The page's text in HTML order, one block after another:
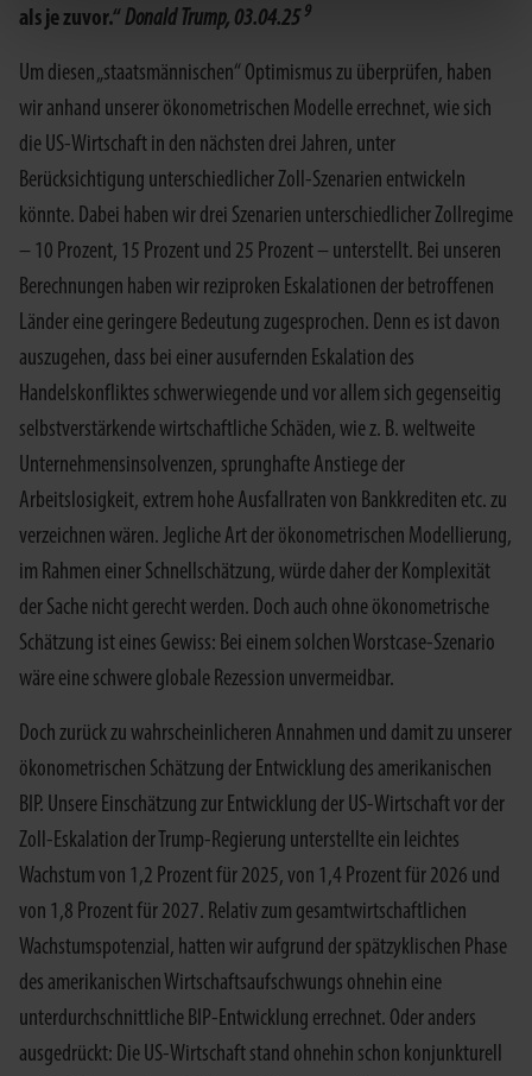
als je zuvor.“ Donald Trump, 03.04.25 9
Um diesen „staatsmännischen“ Optimismus zu überprüfen, haben
wir anhand unserer ökonometrischen Modelle errechnet, wie sich
die US-Wirtschaft in den nächsten drei Jahren, unter
Berücksichtigung unterschiedlicher Zoll-Szenarien entwickeln
könnte. Dabei haben wir drei Szenarien unterschiedlicher Zollregime
– 10 Prozent, 15 Prozent und 25 Prozent – unterstellt. Bei unseren
Berechnungen haben wir reziproken Eskalationen der betroffenen
Länder eine geringere Bedeutung zugesprochen. Denn es ist davon
auszugehen, dass bei einer ausufernden Eskalation des
Handelskonfliktes schwerwiegende und vor allem sich gegenseitig
selbstverstärkende wirtschaftliche Schäden, wie z. B. weltweite
Unternehmensinsolvenzen, sprunghafte Anstiege der
Arbeitslosigkeit, extrem hohe Ausfallraten von Bankkrediten etc. zu
verzeichnen wären. Jegliche Art der ökonometrischen Modellierung,
im Rahmen einer Schnellschätzung, würde daher der Komplexität
der Sache nicht gerecht werden. Doch auch ohne ökonometrische
Schätzung ist eines Gewiss: Bei einem solchen Worstcase-Szenario
wäre eine schwere globale Rezession unvermeidbar.
Doch zurück zu wahrscheinlicheren Annahmen und damit zu unserer
ökonometrischen Schätzung der Entwicklung des amerikanischen
BIP. Unsere Einschätzung zur Entwicklung der US-Wirtschaft vor der
Zoll-Eskalation der Trump-Regierung unterstellte ein leichtes
Wachstum von 1,2 Prozent für 2025, von 1,4 Prozent für 2026 und
von 1,8 Prozent für 2027. Relativ zum gesamtwirtschaftlichen
Wachstumspotenzial, hatten wir aufgrund der spätzyklischen Phase
des amerikanischen Wirtschaftsaufschwungs ohnehin eine
unterdurchschnittliche BIP-Entwicklung errechnet. Oder anders
ausgedrückt: Die US-Wirtschaft stand ohnehin schon konjunkturell